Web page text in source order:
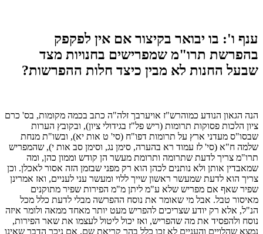
ענף ו': בו יבואר בקיצור אם אין לפקפק
בהפרשת תרו"מ שמפרישים בחנויות מצד
שבעל החנות לא מבין כיצד חלות ההפרשות?
הנה הגאון הנודע כמוהרש"ז אויערבך זלה"ה כתב בכמה מקומות, בס' כרם
ציון הלכות פסוקות תרומות (ריש פל"ז בגידולי ציון), ובקובץ הערות
שבסו"ס מעדני ארץ על תרומות דפו"ח (סי' ט אות יא), ובשו"ת מנחת
שלמה ח"א (סי' לז עמוד רא בהערה, סימן נג, וסימן סב אות י), שהמפריש
תרו"מ צריך לדעת שתרומה ותרומת מעשר הן קודש וממון כהן, ומה
שמאבדין אותן ולא נותנים לכהן הוא רק מפני שבזמן הזה אסור לאכלן. וכן
צריך הוא לדעת שמעשר ראשון שייך ללוי ומעשר עני לעניים, ואז אמרינן
שפיר שאף אם מפריש שלא ע"מ ליתן מ"מ הפירות שפיר מתוקנים
מאיסור טבל. אבל מי שאומר את נוסח ההפרשה מבלי לדעת כלל מכל
הנ"ל, אלא רק יודע שצריכים להפריש מעט יותר מאחד ממאה ולומר איזה
נוסח ולהפסיד את מה שהפריש, ואז יכול ליטול לעצמו את שאר הפירות,
נמצא שהלויים והעניים לא זכו כלל בהך קריאת שם, אם ניכר הדבר שאינו